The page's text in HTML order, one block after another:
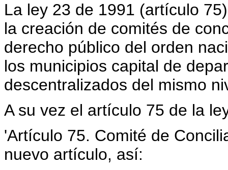
La ley 23 de 1991 (artículo
la creación de comités de
derecho público del orden
los municipios capital de
descentralizados del mismo
A su vez el artículo 75 de la
'Artículo 75. Comité de
nuevo artículo, así: